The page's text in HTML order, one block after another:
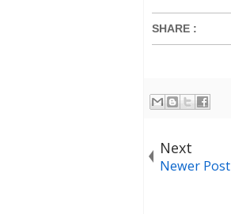
SHARE :
Next
Newer Post